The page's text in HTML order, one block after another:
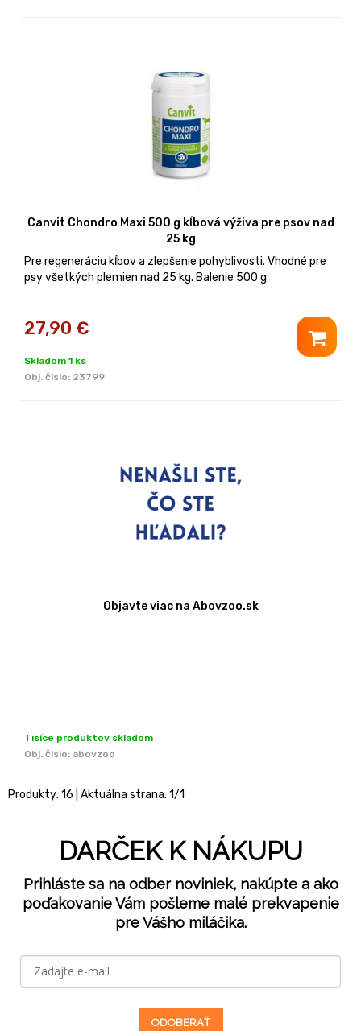
Canvit Chondro Maxi 500 g kĺbová výživa pre psov nad
25 kg
Pre regeneráciu kĺbov a zlepšenie pohyblivosti. Vhodné pre
psy všetkých plemien nad 25 kg. Balenie 500 g
27,90 €
Skladom 1 ks
Obj. čislo: 23799
Objavte viac na Abovzoo.sk
Tisíce produktov skladom
Obj. čislo: abovzoo
Produkty: 16 | Aktuálna strana: 1/1
DARČEK K NÁKUPU
Prihláste sa na odber noviniek, nakúpte a ako
poďakovanie Vám pošleme malé prekvapenie
pre Vášho miláčika.
ODOBERAŤ